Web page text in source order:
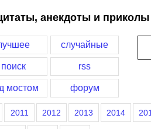
анекдоты и
случайные
поиск rss
мостом форум
2011 2012 2013 2014